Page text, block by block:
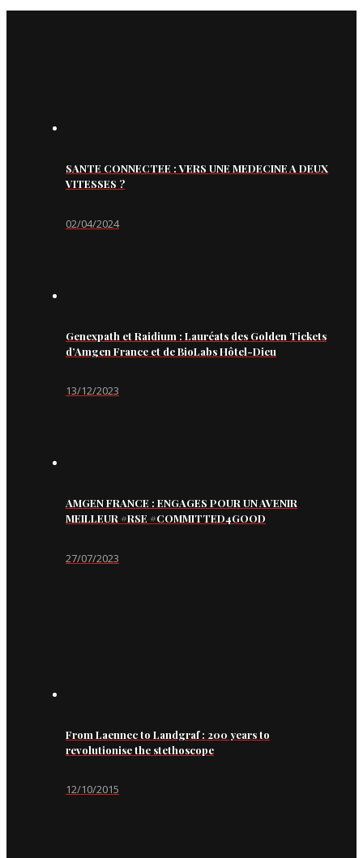
SANTE CONNECTEE : VERS UNE MEDECINE A DEUX
VITESSES ?
02/04/2024
Genexpath et Raidium : Lauréats des Golden Tickets
d’Amgen France et de BioLabs Hôtel-Dieu
13/12/2023
AMGEN FRANCE : ENGAGES POUR UN AVENIR
MEILLEUR #RSE #COMMITTED4GOOD
27/07/2023
From Laennec to Landgraf : 200 years to
revolutionise the stethoscope
12/10/2015